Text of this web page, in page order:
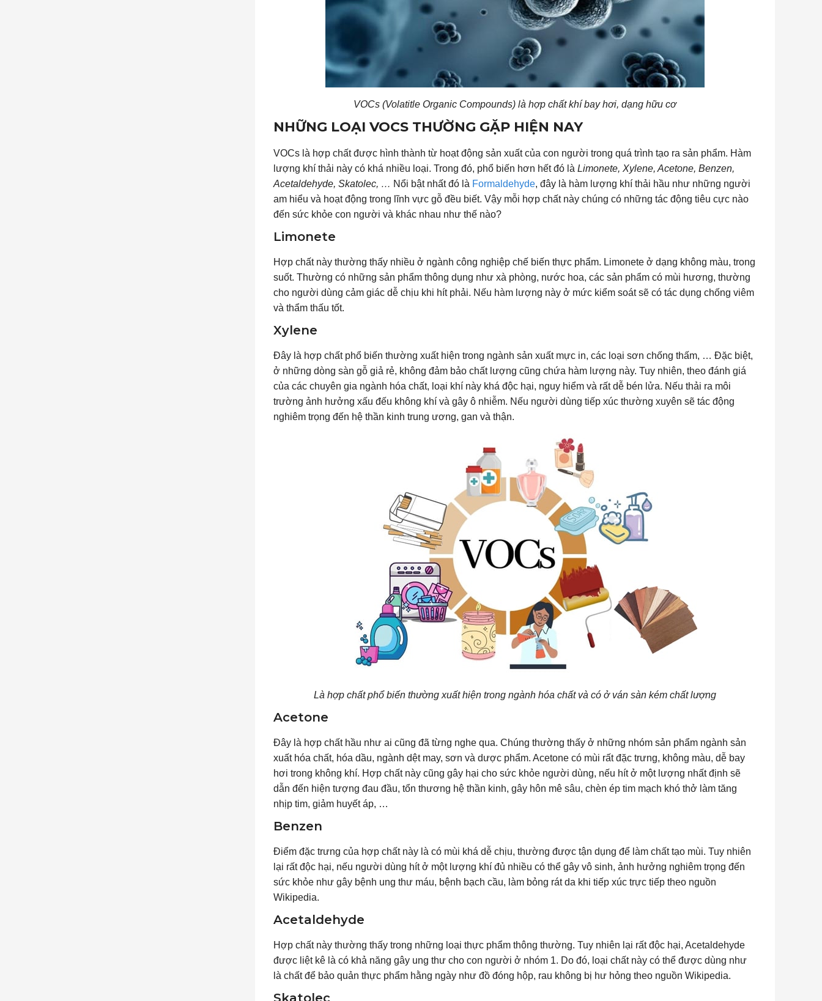
VOCs (Volatitle Organic Compounds) là hợp chất khí bay hơi, dạng hữu cơ
NHỮNG LOẠI VOCS THƯỜNG GẶP HIỆN NAY
VOCs là hợp chất được hình thành từ hoạt động sản xuất của con người trong quá trình tạo ra sản phẩm. Hàm
lượng khí thải này có khá nhiều loại. Trong đó, phổ biến hơn hết đó là Limonete, Xylene, Acetone, Benzen,
Acetaldehyde, Skatolec, … Nổi bật nhất đó là Formaldehyde, đây là hàm lượng khí thải hầu như những người
am hiểu và hoạt động trong lĩnh vực gỗ đều biết. Vậy mỗi hợp chất này chúng có những tác động tiêu cực nào
đến sức khỏe con người và khác nhau như thế nào?
Limonete
Hợp chất này thường thấy nhiều ở ngành công nghiệp chế biến thực phẩm. Limonete ở dạng không màu, trong
suốt. Thường có những sản phẩm thông dụng như xà phòng, nước hoa, các sản phẩm có mùi hương, thường
cho người dùng cảm giác dễ chịu khi hít phải. Nếu hàm lượng này ở mức kiểm soát sẽ có tác dụng chống viêm
và thẩm thấu tốt.
Xylene
Đây là hợp chất phổ biến thường xuất hiện trong ngành sản xuất mực in, các loại sơn chống thấm, … Đặc biệt,
ở những dòng sàn gỗ giả rẻ, không đảm bảo chất lượng cũng chứa hàm lượng này. Tuy nhiên, theo đánh giá
của các chuyên gia ngành hóa chất, loại khí này khá độc hại, nguy hiểm và rất dễ bén lửa. Nếu thải ra môi
trường ảnh hưởng xấu đếu không khí và gây ô nhiễm. Nếu người dùng tiếp xúc thường xuyên sẽ tác động
nghiêm trọng đến hệ thần kinh trung ương, gan và thận.
Là hợp chất phổ biến thường xuất hiện trong ngành hóa chất và có ở ván sàn kém chất lượng
Acetone
Đây là hợp chất hầu như ai cũng đã từng nghe qua. Chúng thường thấy ở những nhóm sản phẩm ngành sản
xuất hóa chất, hóa dầu, ngành dệt may, sơn và dược phẩm. Acetone có mùi rất đặc trưng, không màu, dễ bay
hơi trong không khí. Hợp chất này cũng gây hại cho sức khỏe người dùng, nếu hít ở một lượng nhất định sẽ
dẫn đến hiện tượng đau đầu, tổn thương hệ thần kinh, gây hôn mê sâu, chèn ép tim mạch khó thở làm tăng
nhịp tim, giảm huyết áp, …
Benzen
Điểm đặc trưng của hợp chất này là có mùi khá dễ chịu, thường được tận dụng để làm chất tạo mùi. Tuy nhiên
lại rất độc hại, nếu người dùng hít ở một lượng khí đủ nhiều có thể gây vô sinh, ảnh hưởng nghiêm trọng đến
sức khỏe như gây bệnh ung thư máu, bệnh bạch cầu, làm bỏng rát da khi tiếp xúc trực tiếp theo nguồn
Wikipedia.
Acetaldehyde
Hợp chất này thường thấy trong những loại thực phẩm thông thường. Tuy nhiên lại rất độc hại, Acetaldehyde
được liệt kê là có khả năng gây ung thư cho con người ở nhóm 1. Do đó, loại chất này có thể được dùng như
là chất để bảo quản thực phẩm hằng ngày như đồ đóng hộp, rau không bị hư hỏng theo nguồn Wikipedia.
Skatolec